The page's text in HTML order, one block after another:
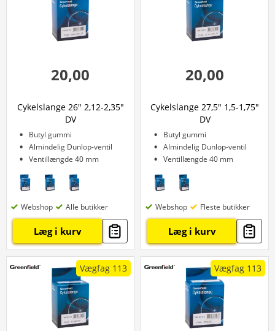
20,00
Cykelslange 26" 2,12-2,35"
DV
Butyl gummi
Almindelig Dunlop-ventil
Ventillængde 40 mm
Webshop Alle butikker
Læg i kurv
20,00
Cykelslange 27,5" 1,5-1,75"
DV
Butyl gummi
Almindelig Dunlop-ventil
Ventillængde 40 mm
Webshop Fleste butikker
Læg i kurv
Vægfag 113 Vægfag 113